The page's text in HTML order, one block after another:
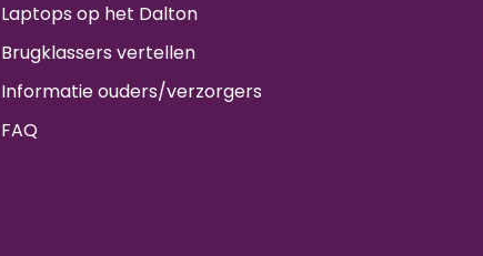
Laptops op het Dalton
Brugklassers vertellen
Informatie ouders/verzorgers
FAQ